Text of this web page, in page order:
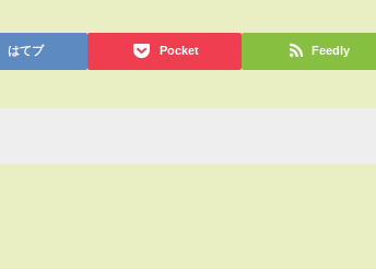
はてブ Pocket Feedly